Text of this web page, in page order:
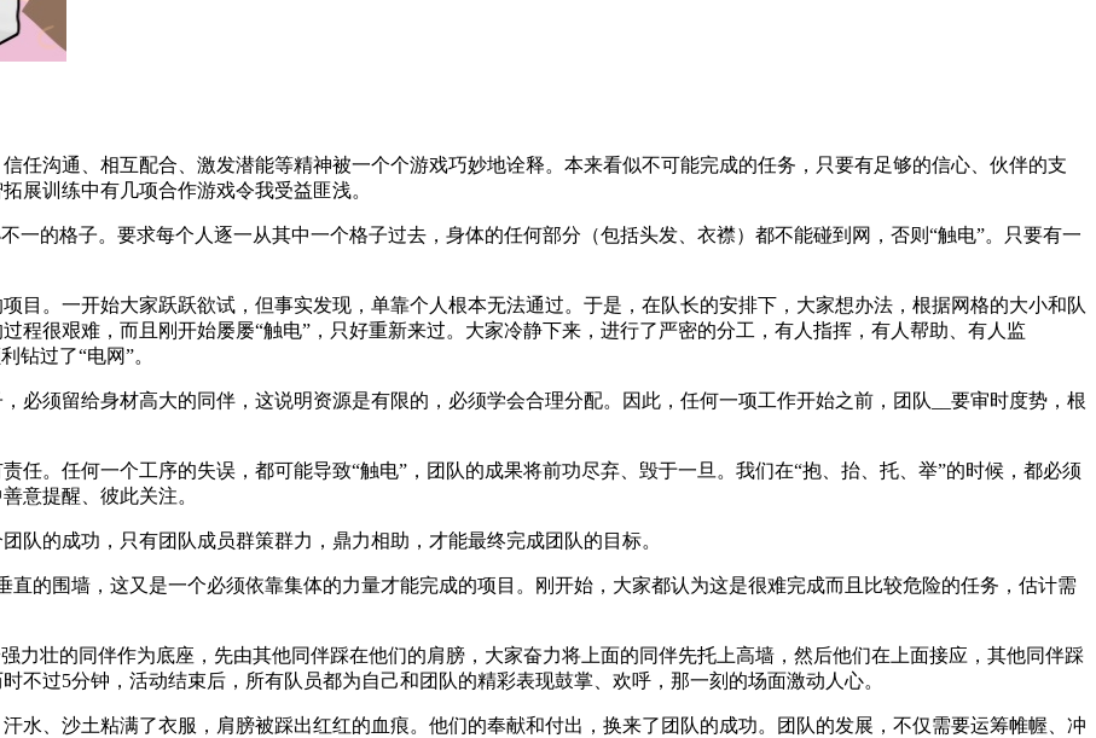
任沟通、相互配合、激发潜能等精神被一个个游戏巧妙地诠释。本来看似不可能完成的任务，只要有足够的信心、伙伴的支
展训练中有几项合作游戏令我受益匪浅。
一的格子。要求每个人逐一从其中一个格子过去，身体的任何部分（包括头发、衣襟）都不能碰到网，否则“触电”。只要有一
目。一开始大家跃跃欲试，但事实发现，单靠个人根本无法通过。于是，在队长的安排下，大家想办法，根据网格的大小和队
程很艰难，而且刚开始屡屡“触电”，只好重新来过。大家冷静下来，进行了严密的分工，有人指挥，有人帮助、有人监
钻过了“电网”。
必须留给身材高大的同伴，这说明资源是有限的，必须学会合理分配。因此，任何一项工作开始之前，团队__要审时度势，根
任。任何一个工序的失误，都可能导致“触电”，团队的成果将前功尽弃、毁于一旦。我们在“抱、抬、托、举”的时候，都必须
意提醒、彼此关注。
队的成功，只有团队成员群策群力，鼎力相助，才能最终完成团队的目标。
的围墙，这又是一个必须依靠集体的力量才能完成的项目。刚开始，大家都认为这是很难完成而且比较危险的任务，估计需
力壮的同伴作为底座，先由其他同伴踩在他们的肩膀，大家奋力将上面的同伴先托上高墙，然后他们在上面接应，其他同伴踩
不过5分钟，活动结束后，所有队员都为自己和团队的精彩表现鼓掌、欢呼，那一刻的场面激动人心。
水、沙土粘满了衣服，肩膀被踩出红红的血痕。他们的奉献和付出，换来了团队的成功。团队的发展，不仅需要运筹帷幄、冲